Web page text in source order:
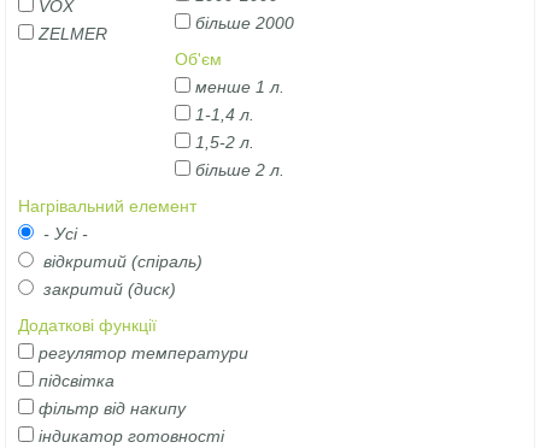
VOX
ZELMER
більше 2000
Об'єм
менше 1 л.
1-1,4 л.
1,5-2 л.
більше 2 л.
Нагрівальний елемент
- Усі -
відкритий (спіраль)
закритий (диск)
Додаткові функції
регулятор температури
підсвітка
фільтр від накипу
індикатор готовності